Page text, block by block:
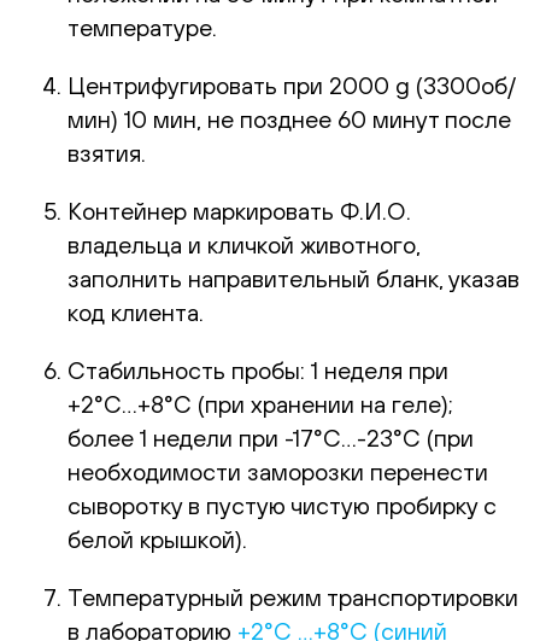
температуре.
Центрифугировать при 2000 g (3300об/
мин) 10 мин, не позднее 60 минут после
взятия.
Контейнер маркировать Ф.И.О.
владельца и кличкой животного,
заполнить направительный бланк, указав
код клиента.
Стабильность пробы: 1 неделя при
+2°С…+8°С (при хранении на геле);
более 1 недели при -17°С…-23°С (при
необходимости заморозки перенести
сыворотку в пустую чистую пробирку с
белой крышкой).
Температурный режим транспортировки
в лабораторию +2°С …+8°С (синий